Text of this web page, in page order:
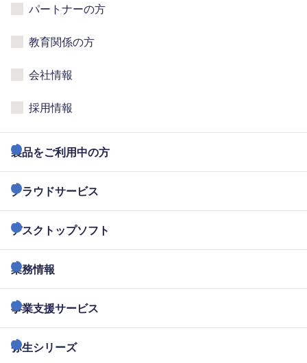
パートナーの方
教育関係の方
会社情報
採用情報
製品をご利用中の方
クラウドサービス
デスクトップソフト
業務情報
事業支援サービス
弥生シリーズ